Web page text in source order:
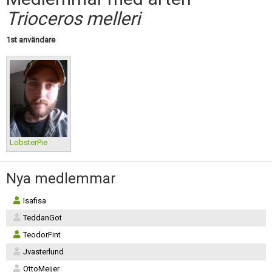
Trioceros melleri
1st användare
LobsterPie
Nya medlemmar
Isafisa
TeddanGot
TeodorFint
Jvasterlund
OttoMeijer